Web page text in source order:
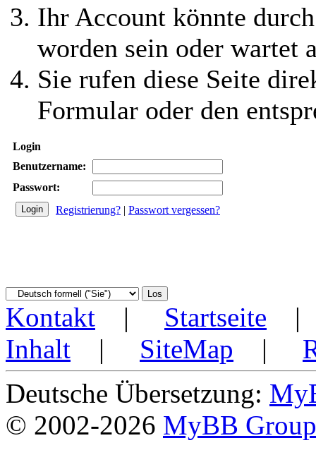
Ihr Account könnte
worden sein oder wartet
Sie rufen diese Seite
Formular oder den
Login
Benutzername:
Passwort:
Registrierung? | Passwort vergessen?
Kontakt | Startseite
Inhalt | SiteMap |
Deutsche Übersetzung:
© 2002-2026 MyBB Group